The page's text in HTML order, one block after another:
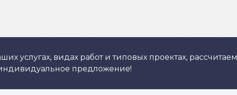
услугах, видах работ и типовых проектах, рассчитаем
предложение!